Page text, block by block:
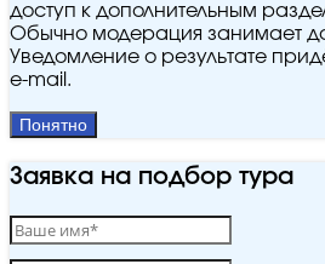
доступ к дополнительным
Обычно модерация занимает
Уведомление о результате
e‑mail.
Понятно
Заявка на подбор тура